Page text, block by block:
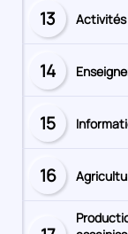
Secteur
numéro
13 Activités
Secteur
numéro
14
Secteur
numéro
15
Secteur
numéro
16